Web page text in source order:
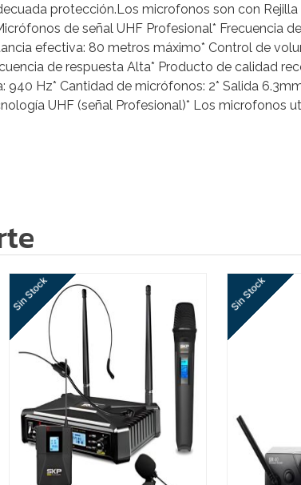
protección.Los microfonos son con
de señal UHF Profesional* Frecuencia
efectiva: 80 metros máximo* Control de
de respuesta Alta* Producto de calidad
940 Hz* Cantidad de micrófonos: 2* Salida
UHF (señal Profesional)* Los microfonos
Sin Stock Sin Stock